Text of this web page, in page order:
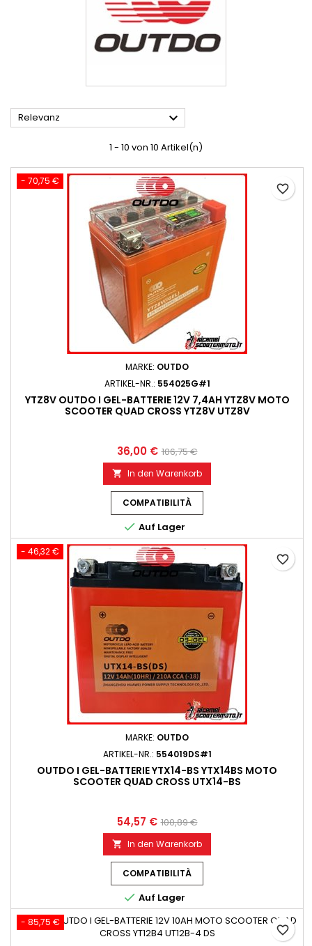
Relevanz 
1 - 10 von 10 Artikel(n)
- 70,75 €
MARKE: OUTDO
ARTIKEL-NR.: 554025G#1
YTZ8V OUTDO I GEL-BATTERIE 12V 7,4AH YTZ8V MOTO
SCOOTER QUAD CROSS YTZ8V UTZ8V
36,00 € 106,75 €
 In den Warenkorb
COMPATIBILITÀ
 Auf Lager
favorite_border
- 46,32 €
MARKE: OUTDO
ARTIKEL-NR.: 554019DS#1
OUTDO I GEL-BATTERIE YTX14-BS YTX14BS MOTO
SCOOTER QUAD CROSS UTX14-BS
54,57 € 100,89 €
 In den Warenkorb
COMPATIBILITÀ
 Auf Lager
favorite_border
- 85,75 €
favorite_border